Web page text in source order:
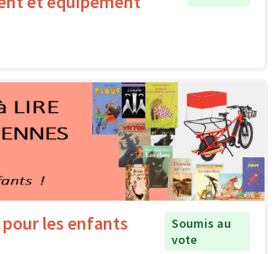
pour les enfants
Soumis au
vote